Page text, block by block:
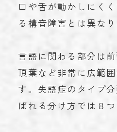
口や舌が動かしにく
る構音障害とは異なり
言語に関わる部分は
頂葉など非常に広範
す。失語症のタイプ
ばれる分け方では８つ